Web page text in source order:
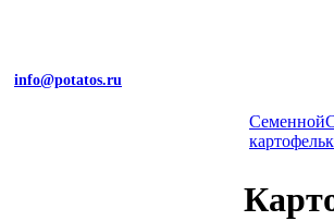
info@potatos.ru
Cеменной
картофель